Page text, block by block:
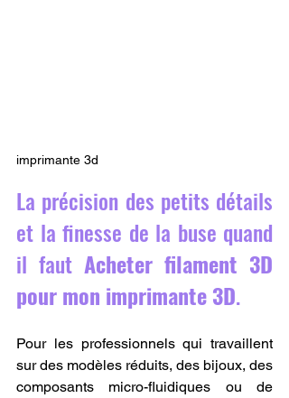
imprimante 3d
La précision des petits détails
et la finesse de la buse quand
il faut Acheter filament 3D
pour mon imprimante 3D.
Pour les professionnels qui travaillent
sur des modèles réduits, des bijoux, des
composants micro-fluidiques ou de